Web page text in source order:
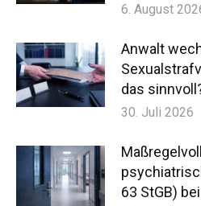
6. August
Anwalt
das
30. Juli 2026
63 StGB)